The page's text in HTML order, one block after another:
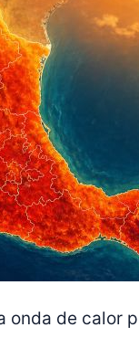
onda de calor